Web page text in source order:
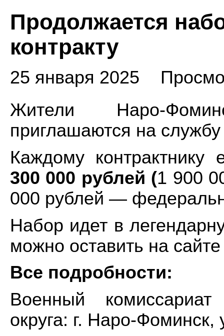
Продолжается
контракту
25 января 2025
Жители Наро-
приглашаются на службу
Каждому
300 000 рублей (1 900
000 рублей —
Набор идет в
можно оставить на
Все подробности:
Военный комиссариат
округа: г. Наро-